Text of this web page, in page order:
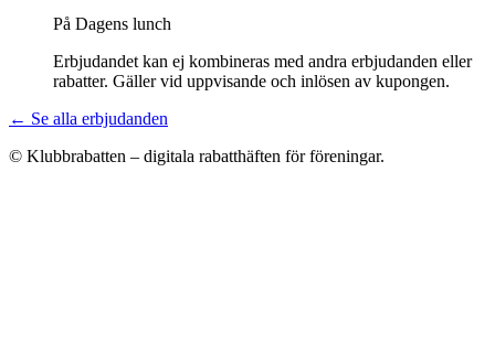
På Dagens lunch
Erbjudandet kan ej kombineras med andra erbjudanden eller
rabatter. Gäller vid uppvisande och inlösen av kupongen.
← Se alla erbjudanden
© Klubbrabatten – digitala rabatthäften för föreningar.